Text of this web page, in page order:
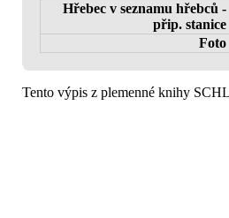
Hřebec v seznamu hřebců -
přip. stanice
Foto
Tento výpis z plemenné knihy